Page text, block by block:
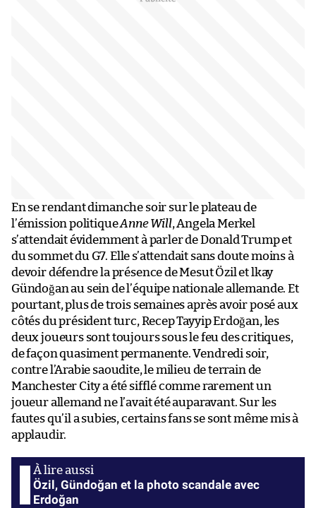
En se rendant dimanche soir sur le plateau de
l’émission politiqueAnne Will, Angela Merkel
s’attendait évidemment à parler de Donald Trump et
du sommet du G7. Elle s’attendait sans doute moins à
devoir défendre la présence de Mesut Özil et lkay
Gündoğan au sein de l’équipe nationale allemande. Et
pourtant, plus de trois semaines après avoir posé aux
côtés du président turc, Recep Tayyip Erdoğan, les
deux joueurs sont toujours sous le feu des critiques,
de façon quasiment permanente. Vendredi soir,
contre l’Arabie saoudite, le milieu de terrain de
Manchester City a été sifflé comme rarement un
joueur allemand ne l’avait été auparavant. Sur les
fautes qu’il a subies, certains fans se sont même mis à
applaudir.
Özil, Gündoğan et la photo scandale avec
Erdoğan